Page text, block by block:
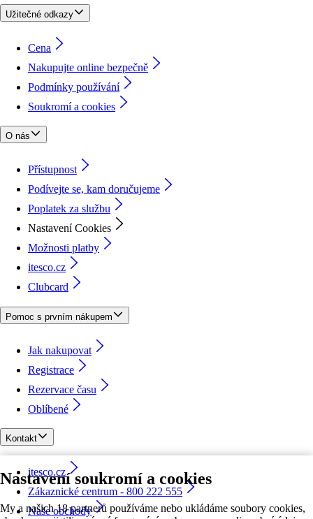
Nastavení soukromí a cookies
My a našich 18 partnerů používáme nebo ukládáme soubory cookies,
Užitečné odkazy
Cena
Nakupujte online bezpečně
Podmínky používání
Soukromí a cookies
O nás
Přístupnost
Podívejte se, kam doručujeme
Poplatek za službu
Nastavení Cookies
Možnosti platby
itesco.cz
Clubcard
Pomoc s prvním nákupem
Jak nakupovat
Registrace
Rezervace času
Oblíbené
Kontakt
itesco.cz
Zákaznické centrum - 800 222 555
Naše obchody